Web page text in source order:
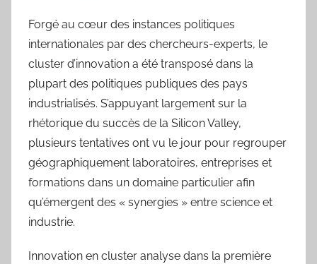
Forgé au cœur des instances politiques
internationales par des chercheurs-experts, le
cluster d’innovation a été transposé dans la
plupart des politiques publiques des pays
industrialisés. S’appuyant largement sur la
rhétorique du succès de la Silicon Valley,
plusieurs tentatives ont vu le jour pour regrouper
géographiquement laboratoires, entreprises et
formations dans un domaine particulier afin
qu’émergent des « synergies » entre science et
industrie.
Innovation en cluster analyse dans la première